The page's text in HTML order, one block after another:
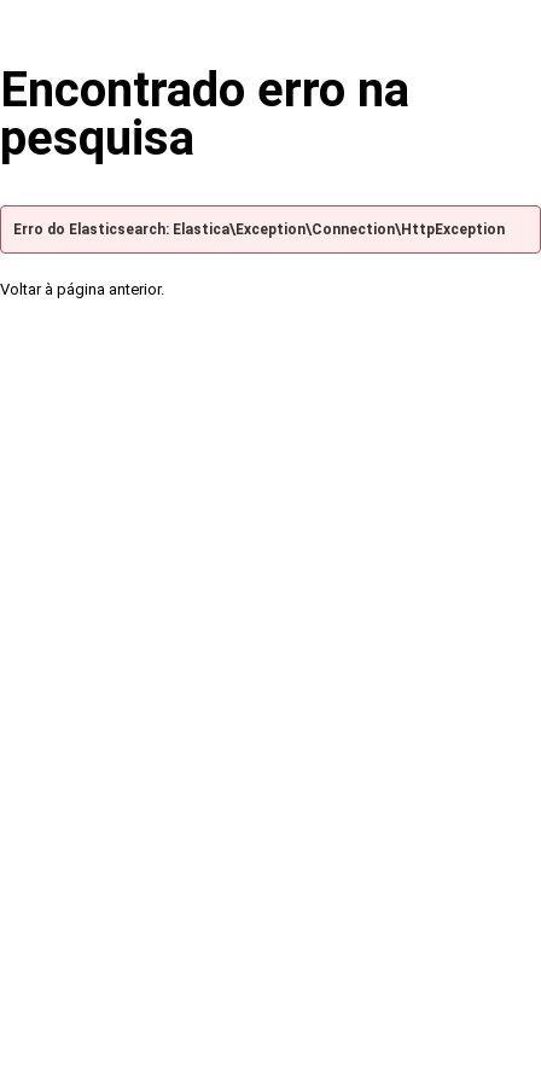
Encontrado erro na
pesquisa
Erro do Elasticsearch: Elastica\Exception\Connection\HttpException
Voltar à página anterior.